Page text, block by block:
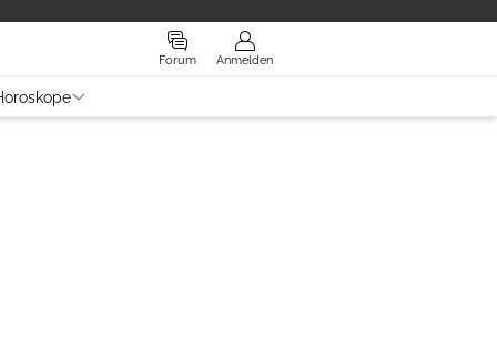
Forum Anmelden